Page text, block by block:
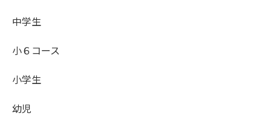
中学生
小６コース
小学生
幼児